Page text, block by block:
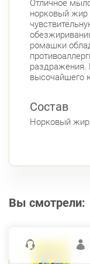
Юго-
Юго-
Московский
Невский район
Отличное
норковый
ромашки
раздражения.
высочайшего
Состав
Норковый
Вы смотрели: